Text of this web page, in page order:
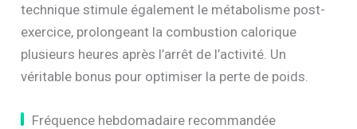
technique stimule également le métabolisme post-
exercice, prolongeant la combustion calorique
plusieurs heures après l’arrêt de l’activité. Un
véritable bonus pour optimiser la perte de poids.
Fréquence hebdomadaire recommandée